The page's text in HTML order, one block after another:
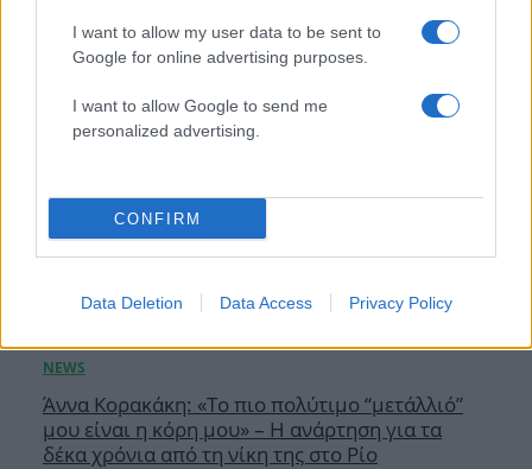
I want to allow my user data to be sent to
Google for online advertising purposes.
I want to allow Google to send me
personalized advertising.
CONFIRM
Data Deletion Data Access Privacy Policy
Άννα Κορακάκη: «Το πιο πολύτιμο “μετάλλιό”
μου είναι η κόρη μου» – Η ανάρτηση για τα
δέκα χρόνια από τη νίκη της στο Ρίο